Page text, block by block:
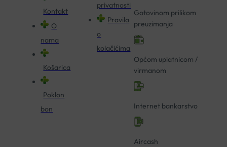
Kontakt
O
nama
Košarica
Poklon
bon
privatnosti
Pravila
o
kolačićima
Gotovinom prilikom
preuzimanja
Općom uplatnicom /
virmanom
Internet bankarstvo
Aircash